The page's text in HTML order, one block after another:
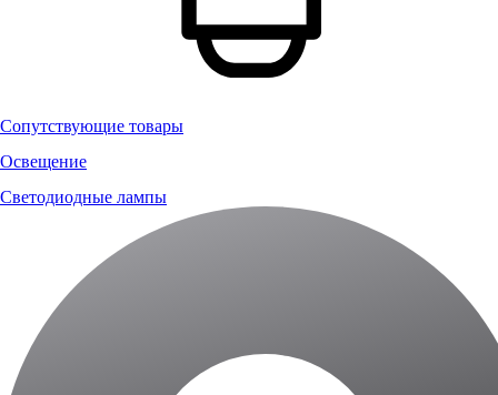
Сопутствующие товары
Освещение
Светодиодные лампы